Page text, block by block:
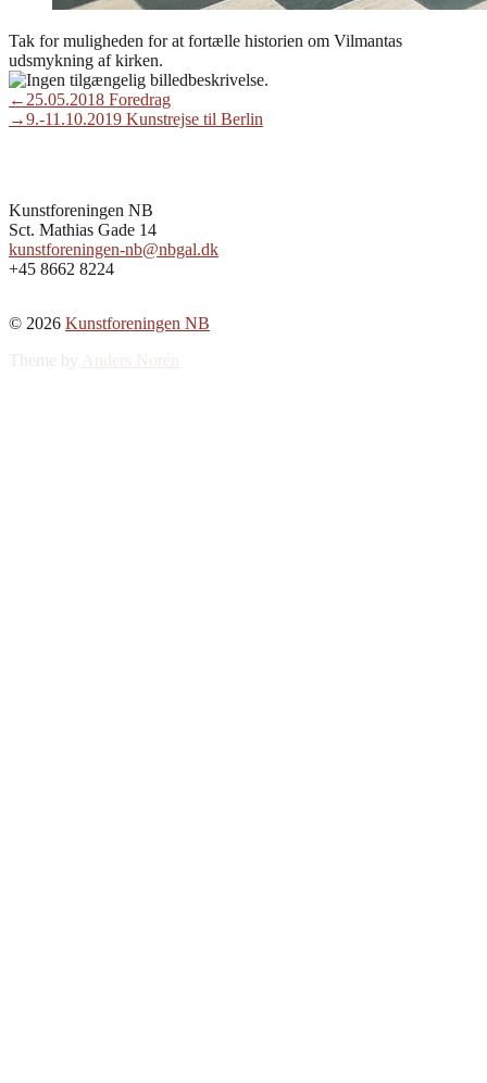
Tak for muligheden for at fortælle historien om Vilmantas
udsmykning af kirken.
Indlægsnavigation
← Previous
post:
25.05.2018 Foredrag
→Next
9.-11.10.2019 Kunstrejse til Berlin
Kunstforeningen NB
Sct. Mathias Gade 14
kunstforeningen-nb@nbgal.dk
+45 8662 8224
© 2026 Kunstforeningen NB
Theme by